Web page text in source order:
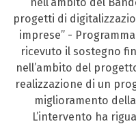
progetti di
imprese” - Programma
ricevuto il sostegno
nell’ambito del progetto
realizzazione di un
miglioramento
L’intervento ha